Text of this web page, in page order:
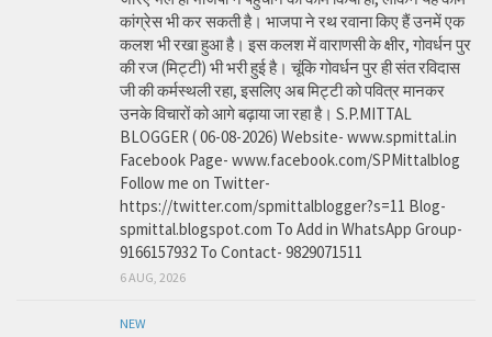
कांग्रेस भी कर सकती है। भाजपा ने रथ रवाना किए हैं उनमें एक
कलश भी रखा हुआ है। इस कलश में वाराणसी के क्षीर, गोवर्धन पुर
की रज (मिट्टी) भी भरी हुई है। चूंकि गोवर्धन पुर ही संत रविदास
जी की कर्मस्थली रहा, इसलिए अब मिट्टी को पवित्र मानकर
उनके विचारों को आगे बढ़ाया जा रहा है। S.P.MITTAL
BLOGGER ( 06-08-2026) Website- www.spmittal.in
Facebook Page- www.facebook.com/SPMittalblog
Follow me on Twitter-
https://twitter.com/spmittalblogger?s=11 Blog-
spmittal.blogspot.com To Add in WhatsApp Group-
9166157932 To Contact- 9829071511
6 AUG, 2026
NEW